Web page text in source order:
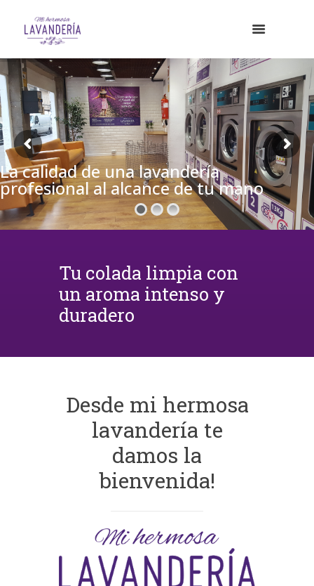
La calidad de una lavandería
profesional al alcance de tu mano
Tu colada limpia con
un aroma intenso y
duradero
Desde mi hermosa
lavandería te
damos la
bienvenida!